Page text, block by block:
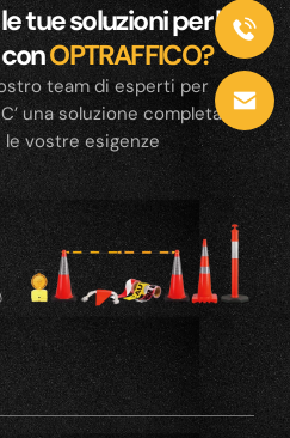
tue soluzioni per la
OPTRAFFICO?
team di esperti per
una soluzione completa e
vostre esigenze